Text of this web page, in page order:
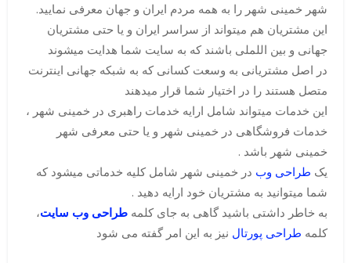
شهر خمینی شهر را به همه مردم ایران و جهان معرفی نمایید.
این مشتریان هم میتواند از سراسر ایران و یا حتی مشتریان
جهانی و بین اللملی باشند که به سایت شما هدایت میشوند
در اصل مشتریانی به وسعت کسانی که به شبکه جهانی اینترنت
متصل هستند را در اختیار شما قرار میدهند
این خدمات میتواند شامل ارایه خدمات راهبری در خمینی شهر ،
خدمات فروشگاهی در خمینی شهر و یا حتی معرفی شهر
خمینی شهر باشد .
یک طراحی وب در خمینی شهر شامل کلیه خدماتی میشود که
شما میتوانید به مشتریان خود ارایه دهید .
به خاطر داشتی باشید گاهی به جای کلمه طراحی وب سایت،
کلمه طراحی پورتال نیز به این امر گفته می شود